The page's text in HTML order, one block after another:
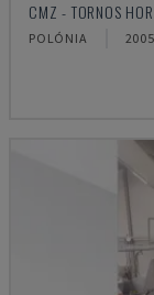
CMZ - TORNOS
POLÓNIA 2005